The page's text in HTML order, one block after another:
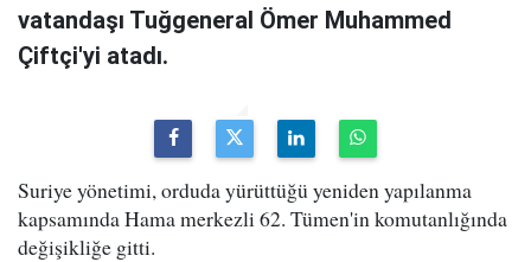
vatandaşı Tuğgeneral Ömer Muhammed
Çiftçi'yi atadı.
Suriye yönetimi, orduda yürüttüğü yeniden yapılanma
kapsamında Hama merkezli 62. Tümen'in komutanlığında
değişikliğe gitti.